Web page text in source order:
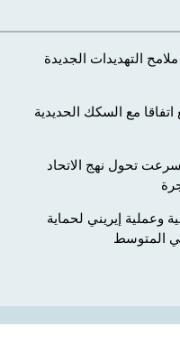
التهديدات الجديدة
مع السكك الحديدية
تحول نهج الاتحاد
وعملية إيريني لحماية
المتوسط